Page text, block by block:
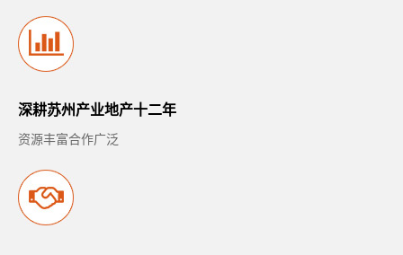
深耕苏州产业地产十二年
资源丰富合作广泛